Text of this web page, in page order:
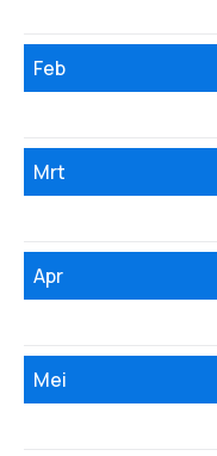
Feb
Mrt
Apr
Mei